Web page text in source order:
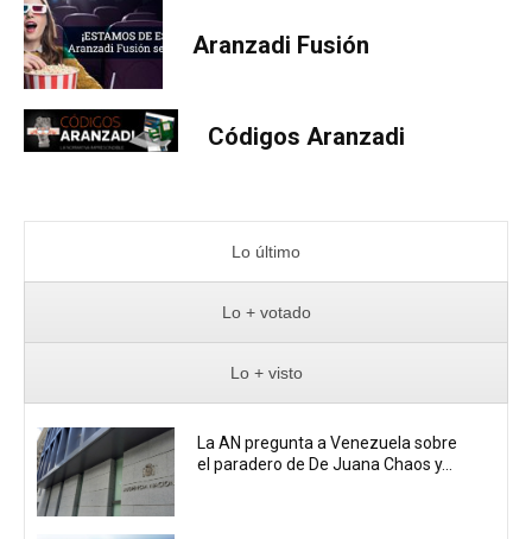
Aranzadi Fusión
Códigos Aranzadi
Lo último
Lo + votado
Lo + visto
La AN pregunta a Venezuela sobre
el paradero de De Juana Chaos y...